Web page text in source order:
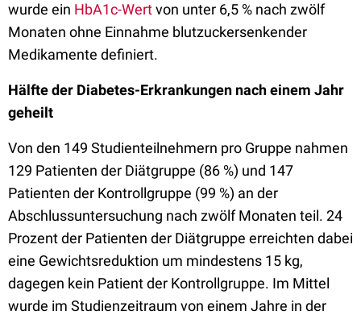
wurde ein HbA1c-Wertvon unter 6,5 % nach zwölf
Monaten ohne Einnahme blutzuckersenkender
Medikamente definiert.
Hälfte der Diabetes-Erkrankungen nach einem Jahr
geheilt
Von den 149 Studienteilnehmern pro Gruppe nahmen
129 Patienten der Diätgruppe (86 %) und 147
Patienten der Kontrollgruppe (99 %) an der
Abschlussuntersuchung nach zwölf Monaten teil. 24
Prozent der Patienten der Diätgruppe erreichten dabei
eine Gewichtsreduktion um mindestens 15 kg,
dagegen kein Patient der Kontrollgruppe. Im Mittel
wurde im Studienzeitraum von einem Jahre in der